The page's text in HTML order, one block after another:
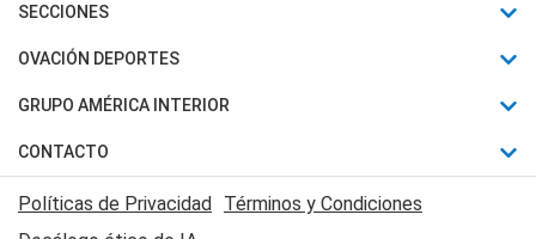
Últimas Noticias
Política
Judiciales
Economia
SECCIONES
Horóscopo
Motores
Trucos caseros
Series y Películas
OVACIÓN DEPORTES
Fútbol
Mundial
Automovilismo
Rugby
GRUPO AMÉRICA INTERIOR
Canal 7 en Vivo
CONTACTO
Acerca de Nosotros
Políticas de Privacidad Términos y Condiciones